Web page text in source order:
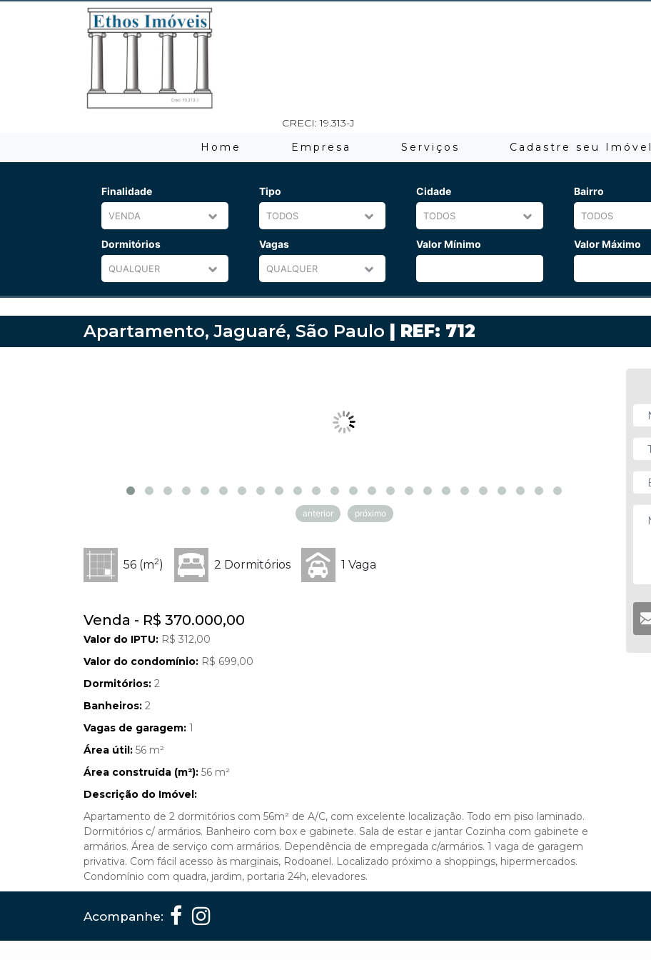
CRECI: 19.313-J
Home Empresa Serviços Cadastre seu Imóvel
Finalidade Tipo Cidade Bairro
Dormitórios Vagas Valor Mínimo Valor Máximo
Apartamento, Jaguaré, São Paulo | REF: 712
anterior próximo
56 (m2) 2 Dormitórios 1 Vaga
Venda - R$ 370.000,00
Valor do IPTU: R$ 312,00
Valor do condomínio: R$ 699,00
Dormitórios: 2
Banheiros: 2
Vagas de garagem: 1
Área útil: 56 m²
Área construída (m²): 56 m²
Descrição do Imóvel:
Apartamento de 2 dormitórios com 56m² de A/C, com excelente localização. Todo em piso laminado.
Dormitórios c/ armários. Banheiro com box e gabinete. Sala de estar e jantar Cozinha com gabinete e
armários. Área de serviço com armários. Dependência de empregada c/armários. 1 vaga de garagem
privativa. Com fácil acesso às marginais, Rodoanel. Localizado próximo a shoppings, hipermercados.
Condomínio com quadra, jardim, portaria 24h, elevadores.
Acompanhe: